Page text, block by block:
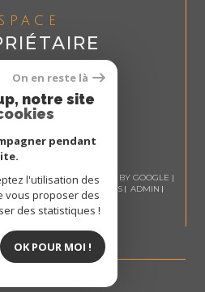
connecter
| TRADUCTION POWERED BY GOOGLE |
SITE MENTIONS LÉGALES
ADMIN
RGPD COOKIES
On en reste là
notre site
pendant
l'utilisation des
vous proposer des
des statistiques !
OK POUR MOI !